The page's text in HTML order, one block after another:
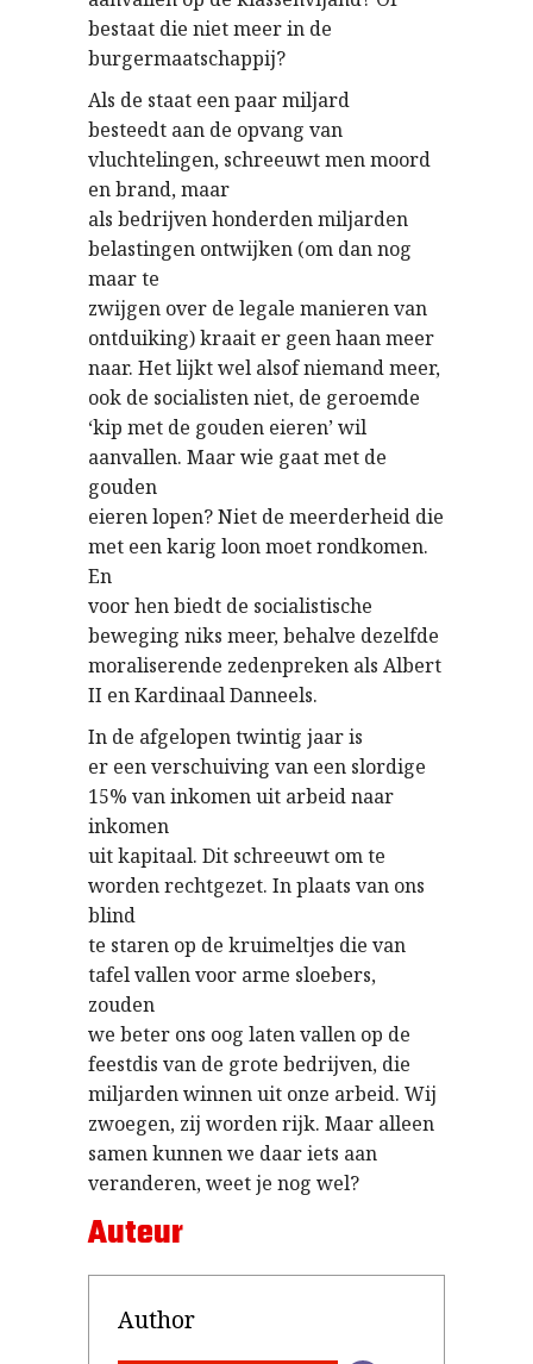
bestaat die niet meer in de
burgermaatschappij?
Als de staat een paar miljard
besteedt aan de opvang van
vluchtelingen, schreeuwt men moord
en brand, maar
als bedrijven honderden miljarden
belastingen ontwijken (om dan nog
maar te
zwijgen over de legale manieren van
ontduiking) kraait er geen haan meer
naar. Het lijkt wel alsof niemand meer,
ook de socialisten niet, de geroemde
‘kip met de gouden eieren’ wil
aanvallen. Maar wie gaat met de
gouden
eieren lopen? Niet de meerderheid die
met een karig loon moet rondkomen.
En
voor hen biedt de socialistische
beweging niks meer, behalve dezelfde
moraliserende zedenpreken als Albert
II en Kardinaal Danneels.
In de afgelopen twintig jaar is
er een verschuiving van een slordige
15% van inkomen uit arbeid naar
inkomen
uit kapitaal. Dit schreeuwt om te
worden rechtgezet. In plaats van ons
blind
te staren op de kruimeltjes die van
tafel vallen voor arme sloebers,
zouden
we beter ons oog laten vallen op de
feestdis van de grote bedrijven, die
miljarden winnen uit onze arbeid. Wij
zwoegen, zij worden rijk. Maar alleen
samen kunnen we daar iets aan
veranderen, weet je nog wel?
Auteur
Author